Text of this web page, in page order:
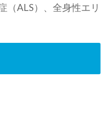
（ALS）、全身性エリ